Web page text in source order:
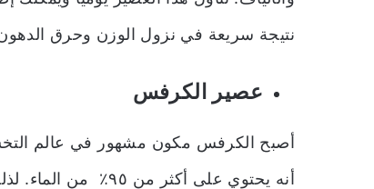
نتيجة سريعة في نزول الوزن وحرق
عصير الكرفس
أصبح الكرفس مكون مشهور في عالم
أنه يحتوي على أكثر